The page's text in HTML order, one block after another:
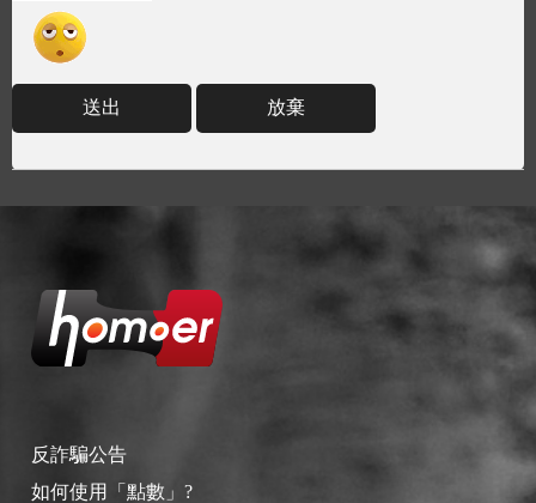
送出 放棄
反詐騙公告
如何使用「點數」?